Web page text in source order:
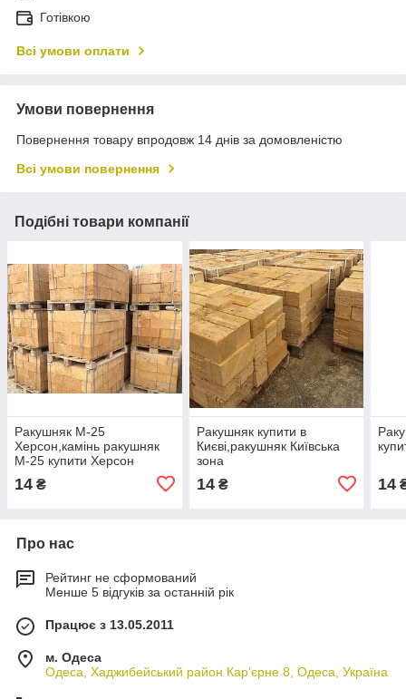
Готівкою
Всі умови оплати
Умови повернення
Повернення товару впродовж 14 днів за домовленістю
Всі умови повернення
Подібні товари компанії
Ракушняк М-25
Херсон,камінь ракушняк
М-25 купити Херсон
14 ₴
Ракушняк купити в
Києві,ракушняк Київська
зона
14₴ 14
Про нас
Рейтинг не сформований
Менше 5 відгуків за останній рік
Працює з 13.05.2011
м. Одеса
Одеса, Хаджибейський район Кар'єрне 8, Одеса, Україна